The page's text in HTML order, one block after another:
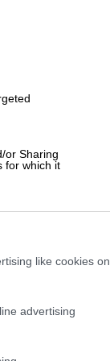
or Sharing
for which it
like cookies on
advertising
είχε
ώρα» -